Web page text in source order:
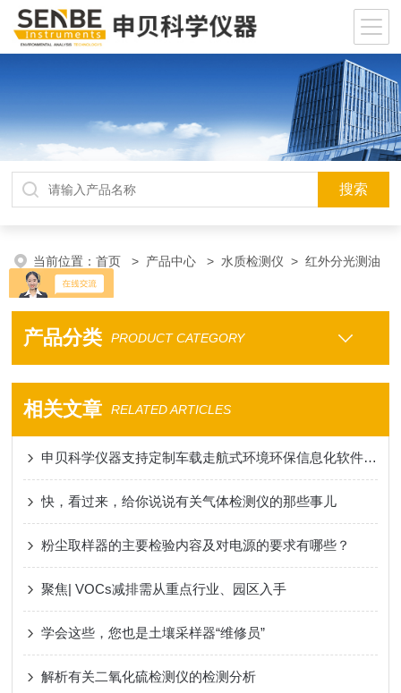
当前位置：首页 > 产品中心 > 水质检测仪 >红外分光测油
仪
产品分类 PRODUCT CATEGORY
相关文章 RELATED ARTICLES
申贝科学仪器支持定制车载走航式环境环保信息化软件云平台开发
快，看过来，给你说说有关气体检测仪的那些事儿
粉尘取样器的主要检验内容及对电源的要求有哪些？
聚焦| VOCs减排需从重点行业、园区入手
学会这些，您也是土壤采样器“维修员”
解析有关二氧化硫检测仪的检测分析